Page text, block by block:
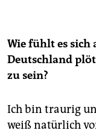
Wie fühlt es sich
Deutschland
zu sein?
Ich bin traurig
weiß natürlich